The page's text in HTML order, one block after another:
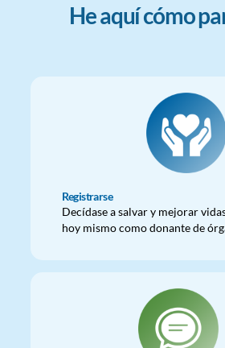
He aquí cómo
Registrarse
Decídase a salvar y mejorar
hoy mismo como donante de